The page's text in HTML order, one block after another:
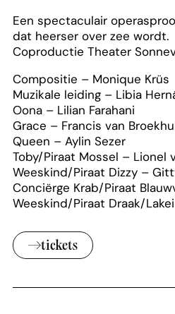
Een spectaculair
dat heerser over zee wordt.
Coproductie Theater
Compositie – Monique Krüs
Muzikale leiding – Libia
Oona – Lilian Farahani
Grace – Francis van
Queen – Aylin Sezer
Toby/Piraat Mossel – Lionel
Weeskind/Piraat Dizzy –
Conciërge Krab/Piraat
Weeskind/Piraat Draak/
tickets